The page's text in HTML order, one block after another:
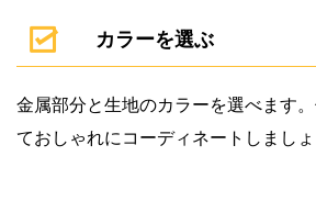
カラーを選ぶ
金属部分と生地のカラーを選べます
ておしゃれにコーディネートしましょ